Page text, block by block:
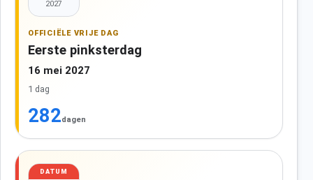
2027
OFFICIËLE VRIJE DAG
Eerste pinksterdag
16 mei 2027
1 dag
282dagen
DATUM